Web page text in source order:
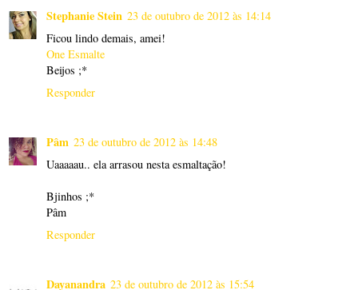
Stephanie Stein 23 de outubro de 2012 às 14:14
Ficou lindo demais, amei!
One Esmalte
Beijos ;*
Responder
Pâm 23 de outubro de 2012 às 14:48
Uaaaaau.. ela arrasou nesta esmaltação!
Bjinhos ;*
Pâm
Responder
Dayanandra 23 de outubro de 2012 às 15:54